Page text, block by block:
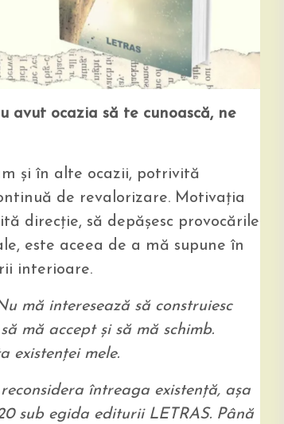
avut ocazia să te cunoască, ne
şi în alte ocazii, potrivită
de revalorizare. Motivaţia
direcţie, să depăşesc provocările
este aceea de a mă supune în
interioare.
mă interesează să construiesc
mă accept şi să mă schimb.
existenţei mele.
întreaga existenţă, aşa
sub egida editurii LETRAS. Până